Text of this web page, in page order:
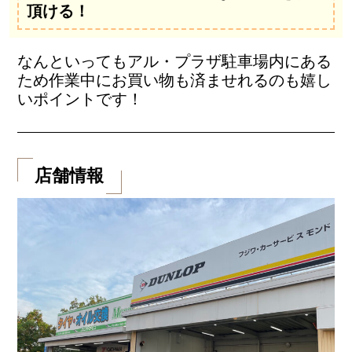
頂ける！
なんといってもアル・プラザ駐車場内にある
ため作業中にお買い物も済ませれるのも嬉し
いポイントです！
店舗情報